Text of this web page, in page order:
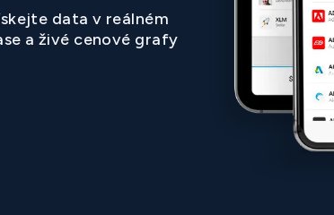
data v reálném
a živé cenové grafy